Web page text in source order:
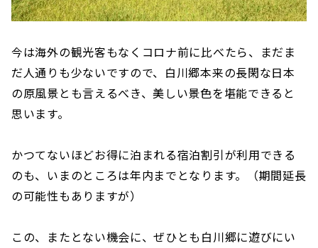
今は海外の観光客もなくコロナ前に比べたら、まだま
だ人通りも少ないですので、白川郷本来の長閑な日本
の原風景とも言えるべき、美しい景色を堪能できると
思います。
かつてないほどお得に泊まれる宿泊割引が利用できる
のも、いまのところは年内までとなります。（期間延長
の可能性もありますが）
この、またとない機会に、ぜひとも白川郷に遊びにい